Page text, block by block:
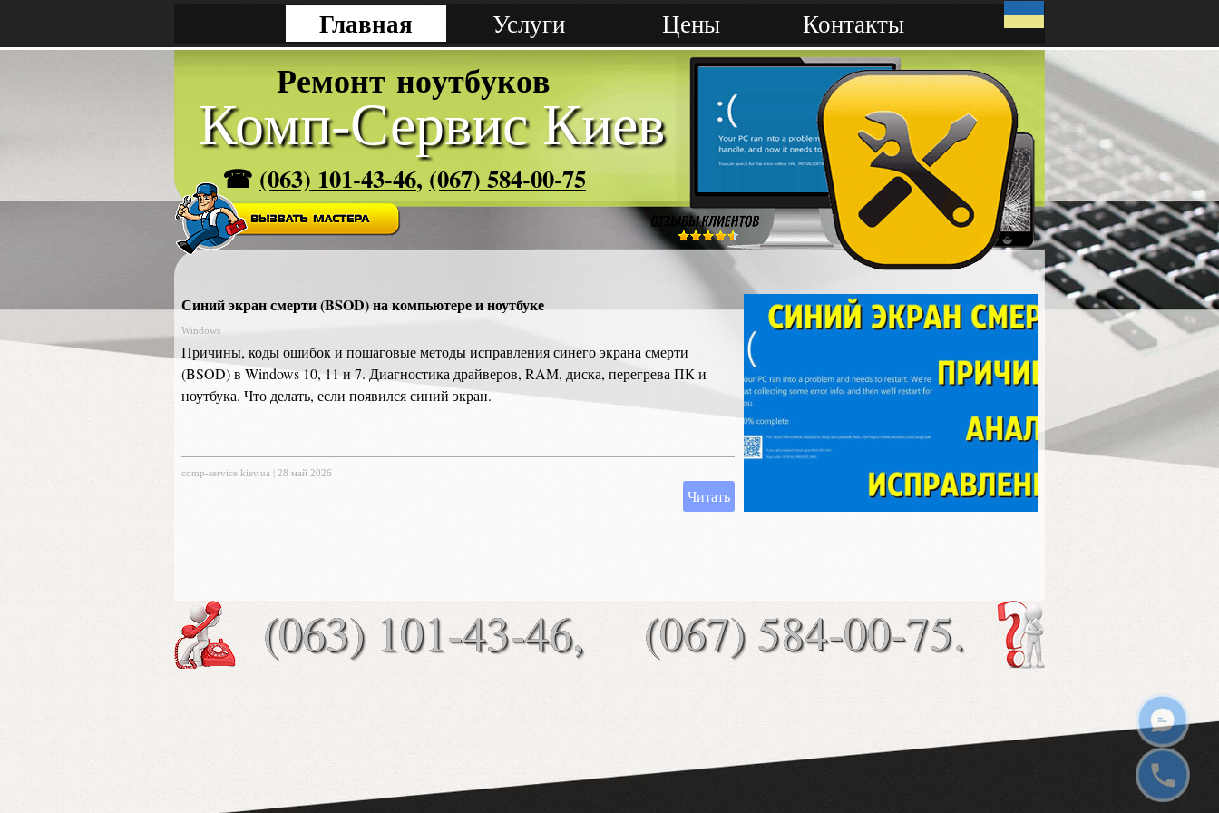
Комп-Сервис Киев
Ремонт ноутбуков
Главная Услуги Цены Контакты
☎ (063) 101-43-46, (067) 584-00-75
Синий экран смерти (BSOD) на компьютере и ноутбуке
Windows
Причины, коды ошибок и пошаговые методы исправления синего экрана смерти
(BSOD) в Windows 10, 11 и 7. Диагностика драйверов, RAM, диска, перегрева ПК и
ноутбука. Что делать, если появился синий экран.
comp-service.kiev.ua 28 май 2026
Читать
(063) 101-43-46, (067) 584-00-75.